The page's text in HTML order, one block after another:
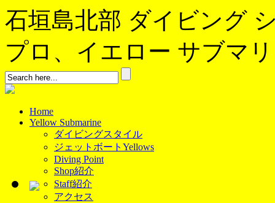
石垣島北部 ダイビング
プロ、イエロー サブマ
Home
Yellow Submarine
ダイビングスタイル
ジェットボートYellows
Diving Point
Shop紹介
Staff紹介
アクセス